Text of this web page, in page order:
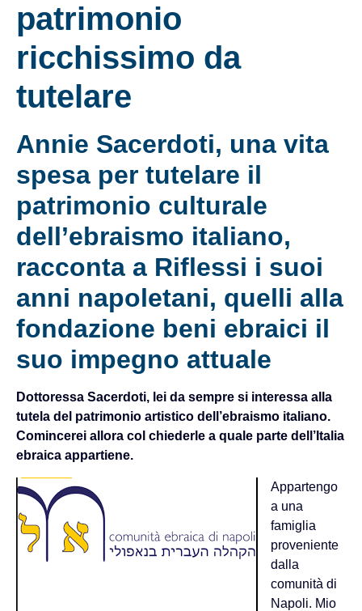
patrimonio
ricchissimo da
tutelare
Annie Sacerdoti, una vita
spesa per tutelare il
patrimonio culturale
dell’ebraismo italiano,
racconta a Riflessi i suoi
anni napoletani, quelli alla
fondazione beni ebraici il
suo impegno attuale
Dottoressa Sacerdoti, lei da sempre si interessa alla
tutela del patrimonio artistico dell’ebraismo italiano.
Comincerei allora col chiederle a quale parte dell’Italia
ebraica appartiene.
Appartengo
a una
famiglia
proveniente
dalla
comunità di
Napoli. Mio